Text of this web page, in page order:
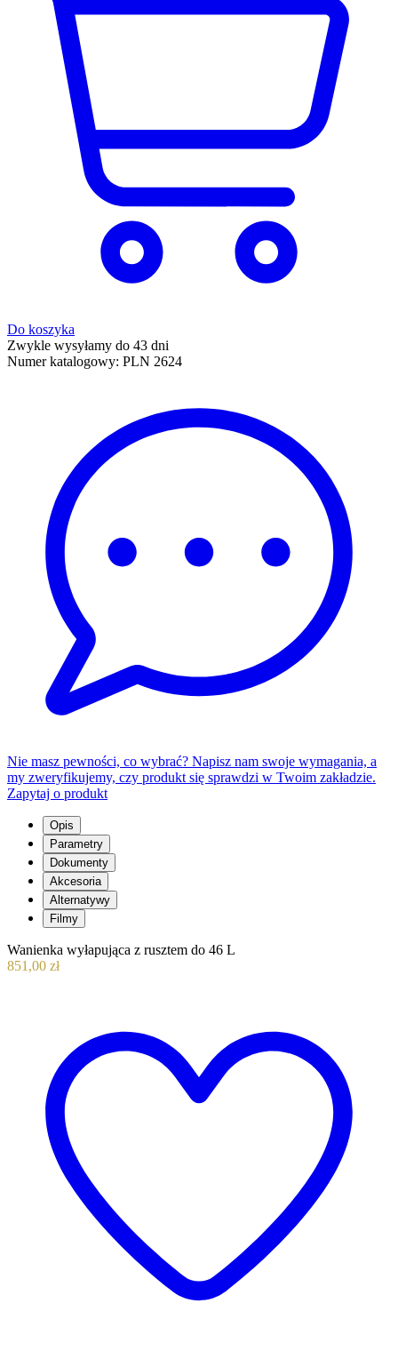
Do koszyka
Zwykle wysyłamy do 43 dni
Numer katalogowy: PLN 2624
Nie masz pewności, co wybrać? Napisz nam swoje wymagania, a
my zweryfikujemy, czy produkt się sprawdzi w Twoim zakładzie.
Zapytaj o produkt
Opis
Parametry
Dokumenty
Akcesoria
Alternatywy
Filmy
Wanienka wyłapująca z rusztem do 46 L
851,00 zł